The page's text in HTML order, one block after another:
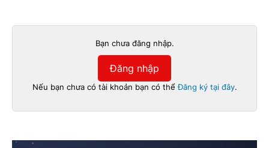
Bạn chưa đăng nhập.
Đăng nhập
Nếu bạn chưa có tài khoản bạn có thểĐăng ký tại đây.